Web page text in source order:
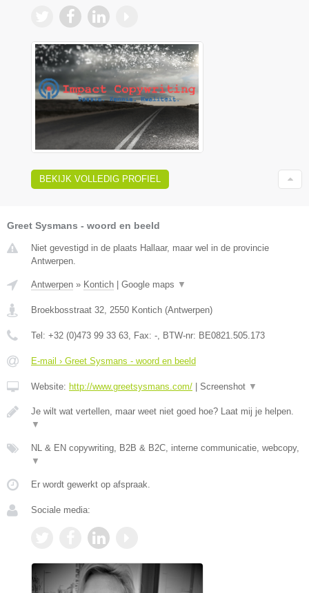
BEKIJK VOLLEDIG PROFIEL
Greet Sysmans - woord en beeld
Niet gevestigd in de plaats Hallaar, maar wel in de provincie
Antwerpen.
Antwerpen » Kontich Google maps ▼
Broekbosstraat 32, 2550 Kontich (Antwerpen)
Tel: +32 (0)473 99 33 63, Fax: -, BTW-nr: BE0821.505.173
E-mail › Greet Sysmans - woord en beeld
Website: http://www.greetsysmans.com/ Screenshot ▼
Je wilt wat vertellen, maar weet niet goed hoe? Laat mij je helpen.
▼
NL & EN copywriting, B2B & B2C, interne communicatie, webcopy,
▼
Er wordt gewerkt op afspraak.
Sociale media: